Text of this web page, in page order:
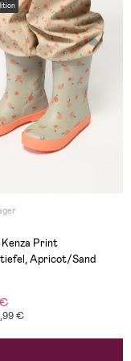
Kenza Print
Apricot/Sand
€